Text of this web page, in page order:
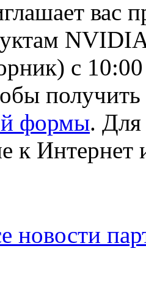
вас
с
получить
формы. Для
к Интернет
новости